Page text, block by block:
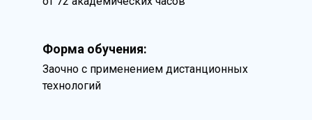
Форма обучения:
Заочно с применением дистанционных
технологий